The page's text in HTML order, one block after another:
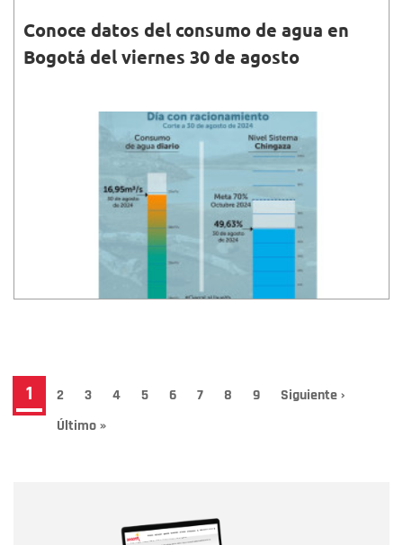
Conoce datos del consumo de agua en
Bogotá del viernes 30 de agosto
El consumo de agua en Bogotá y municipios
aledaños, durante el viernes 30 de agosto, fue de
16.95 metros cúbicos por segundo.
Paginación
Página
actual
1 Page
2 Page
3 Page
4 Page
5 Page
6 Page
7 Page
8 Page
9
Siguiente
Siguiente ›
Última
Último »